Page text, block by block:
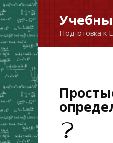
Перейти
к
содержанию
Подготовка к